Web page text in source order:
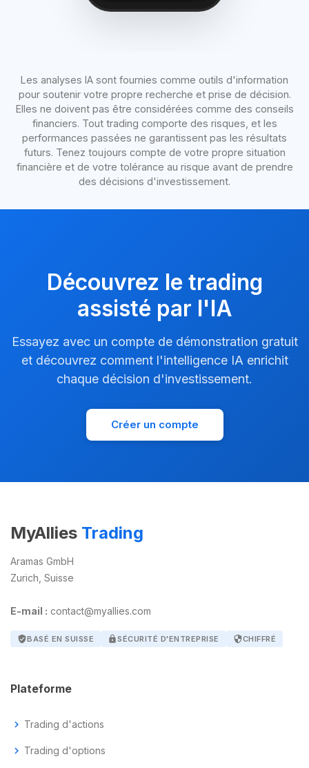
Les analyses IA sont fournies comme outils d'information
pour soutenir votre propre recherche et prise de décision.
Elles ne doivent pas être considérées comme des conseils
financiers. Tout trading comporte des risques, et les
performances passées ne garantissent pas les résultats
futurs. Tenez toujours compte de votre propre situation
financière et de votre tolérance au risque avant de prendre
des décisions d'investissement.
Découvrez le trading
assisté par l'IA
Essayez avec un compte de démonstration gratuit
et découvrez comment l'intelligence IA enrichit
chaque décision d'investissement.
Créer un compte
MyAllies Trading
Aramas GmbH
Zurich, Suisse
E-mail : contact@myallies.com
verified_userBASÉ EN SUISSE lockSÉCURITÉ D'ENTREPRISE securityCHIFFRÉ
Plateforme
chevron_right Trading d'actions
chevron_right Trading d'options